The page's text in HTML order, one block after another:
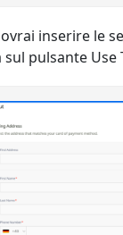
inserire le
pulsante Use